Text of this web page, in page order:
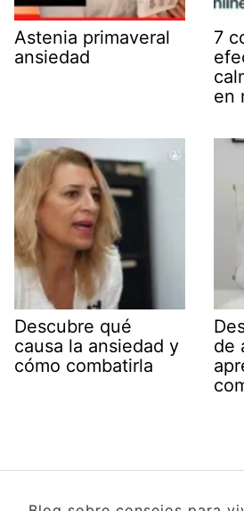
Astenia primaveral
ansiedad
7
en
Descubre qué
causa la ansiedad y
cómo combatirla
de